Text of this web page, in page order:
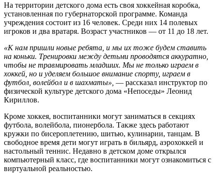
На территории детского дома есть своя хоккейная коробка,
установленная по губернаторской программе. Команда
учреждения состоит из 16 человек. Среди них 14 полевых
игроков и два вратаря. Возраст участников — от 11 до 18 лет.
«К нам пришли новые ребята, и мы их тоже будем ставить
на коньки. Тренировки между детьми проводятся аккуратно,
чтобы не травмировать младших. Мы не только играем в
хоккей, но и уделяем большое внимание спорту, играем в
футбол, волейбол и в шахматы», — рассказал инструктор по
физической культуре детского дома «Непоседы» Леонид
Кириллов.
Кроме хоккея, воспитанники могут заниматься в секциях
футбола, волейбола, пионербола. Также здесь работают
кружки по бисероплетению, шитью, кулинарии, танцам. В
свободное время дети могут играть в бильярд, аэрохоккей и
настольный теннис. Недавно в детском доме открылся
компьютерный класс, где воспитанники могут ознакомиться с
виртуальной реальностью.